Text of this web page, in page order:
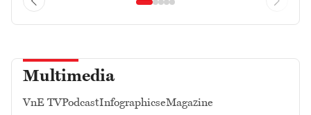
Multimedia
VnE TVPodcastInfographicseMagazine